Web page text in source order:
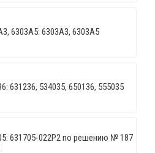
6303A5: 6303A3, 6303A5
631236, 534035, 650136, 555035
631705-022P2 по решению № 187